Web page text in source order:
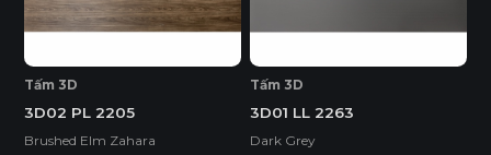
Tấm 3D
3D02 PL 2205
Brushed Elm Zahara
Tấm 3D
3D01 LL 2263
Dark Grey